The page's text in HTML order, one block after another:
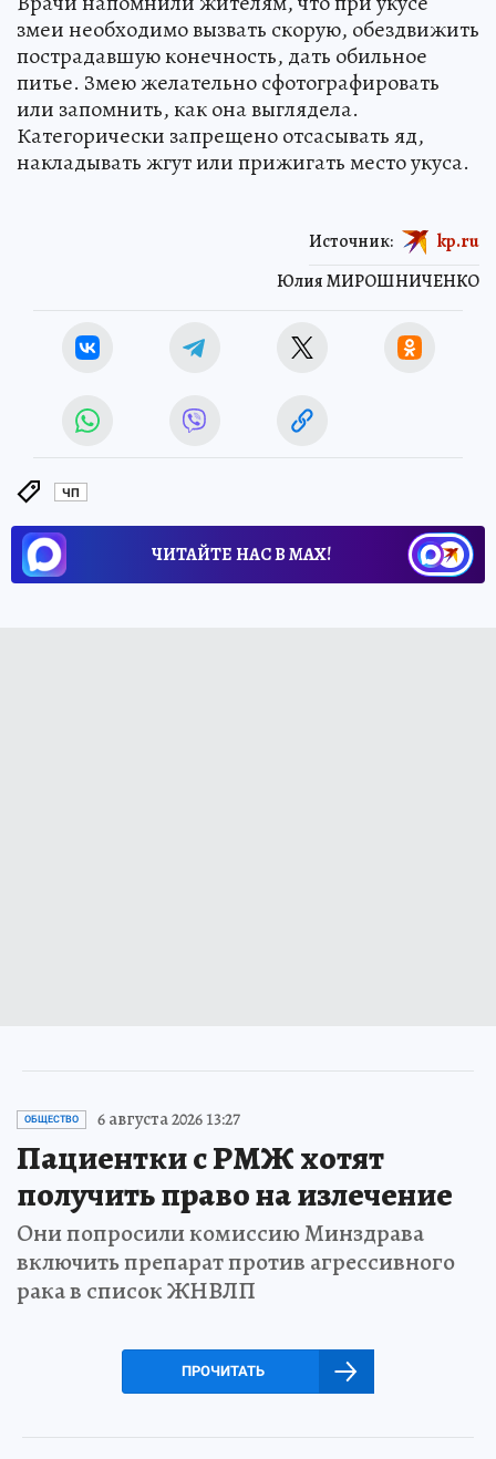
змеи необходимо вызвать скорую, обездвижить
пострадавшую конечность, дать обильное
питье. Змею желательно сфотографировать
или запомнить, как она выглядела.
Категорически запрещено отсасывать яд,
накладывать жгут или прижигать место укуса.
Юлия МИРОШНИЧЕНКО
Источник: kp.ru
ЧП
ЧИТАЙТЕ НАС В МАХ!
ОБЩЕСТВО 6 августа 2026 13:27
Пациентки с РМЖ хотят
получить право на излечение
Они попросили комиссию Минздрава
включить препарат против агрессивного
рака в список ЖНВЛП
ПРОЧИТАТЬ